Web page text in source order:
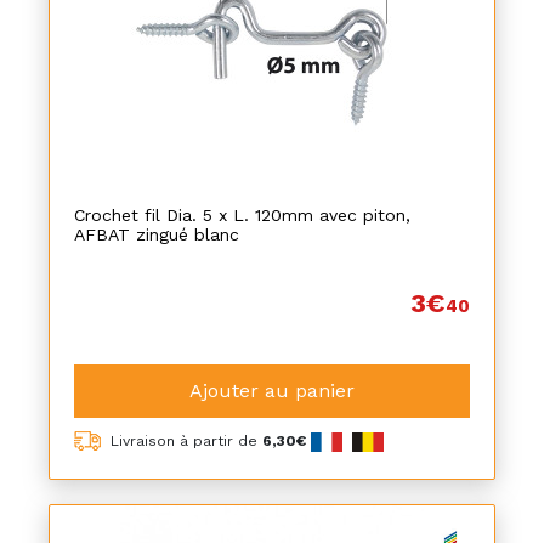
Crochet fil Dia. 5 x L. 120mm avec piton,
AFBAT zingué blanc
3€40
Ajouter au panier
Livraison à partir de 6,30€